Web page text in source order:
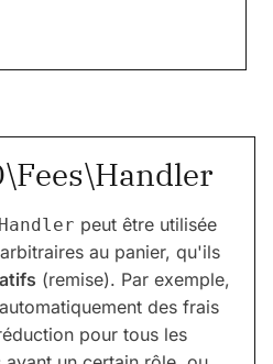
peut être utilisée
au panier, qu'ils
(remise). Par exemple,
des frais
pour tous les